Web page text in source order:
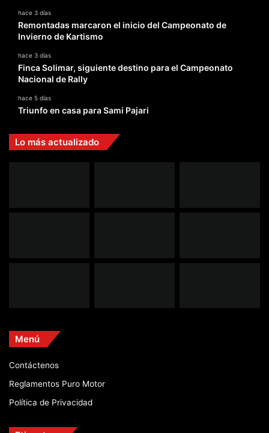
hace 3 días
Remontadas marcaron el inicio del Campeonato de
Invierno de Kartismo
hace 3 días
Finca Solimar, siguiente destino para el Campeonato
Nacional de Rally
hace 5 días
Triunfo en casa para Sami Pajari
Lo más actualizado
Menú
Contáctenos
Reglamentos Puro Motor
Política de Privacidad